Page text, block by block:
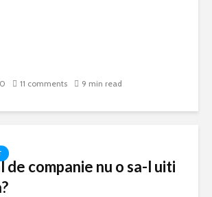
11 comments 9 min read
de companie nu o sa-l uiti